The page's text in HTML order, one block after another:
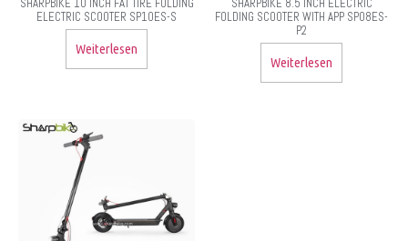
SHARPBIKE 10 INCH FAT TIRE FOLDING
ELECTRIC SCOOTER SP10ES-S
Weiterlesen
SHARPBIKE 8.5 INCH ELECTRIC
FOLDING SCOOTER WITH APP SP08ES-
P2
Weiterlesen